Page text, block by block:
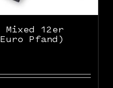
Mixed 12er
Pfand)